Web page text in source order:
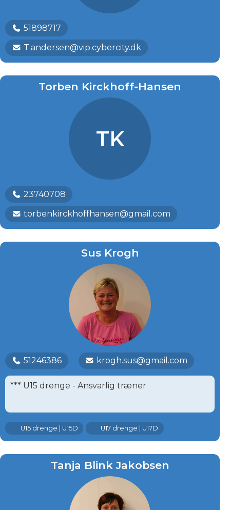
51898717
T.andersen@vip.cybercity.dk
Torben Kirckhoff-Hansen
TK
23740708
torbenkirckhoffhansen@gmail.com
Sus Krogh
51246386 krogh.sus@gmail.com
*** U15 drenge - Ansvarlig træner
U15 drenge | U15D U17 drenge | U17D
Tanja Blink Jakobsen